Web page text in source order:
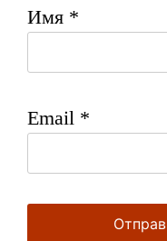
Имя *
Email *